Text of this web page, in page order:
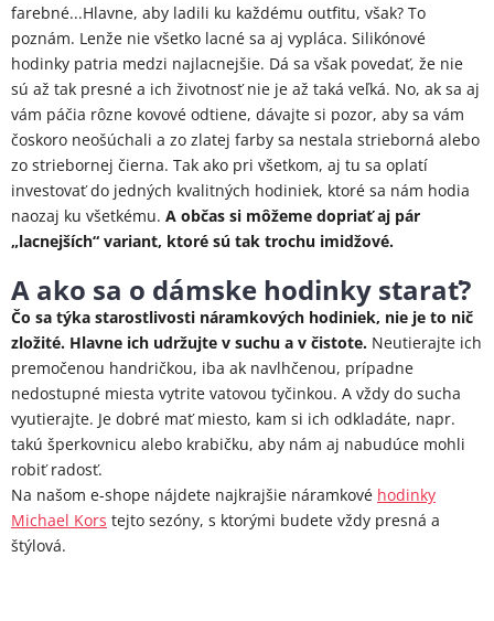
farebné...Hlavne, aby ladili ku každému outfitu, však? To
poznám. Lenže nie všetko lacné sa aj vypláca. Silikónové
hodinky patria medzi najlacnejšie. Dá sa však povedať, že nie
sú až tak presné a ich životnosť nie je až taká veľká. No, ak sa aj
vám páčia rôzne kovové odtiene, dávajte si pozor, aby sa vám
čoskoro neošúchali a zo zlatej farby sa nestala strieborná alebo
zo striebornej čierna. Tak ako pri všetkom, aj tu sa oplatí
investovať do jedných kvalitných hodiniek, ktoré sa nám hodia
naozaj ku všetkému. A občas si môžeme dopriať aj pár
„lacnejších“ variant, ktoré sú tak trochu imidžové.
A ako sa o dámske hodinky starať?
Čo sa týka starostlivosti náramkových hodiniek, nie je to nič
zložité. Hlavne ich udržujte v suchu a v čistote. Neutierajte ich
premočenou handričkou, iba ak navlhčenou, prípadne
nedostupné miesta vytrite vatovou tyčinkou. A vždy do sucha
vyutierajte. Je dobré mať miesto, kam si ich odkladáte, napr.
takú šperkovnicu alebo krabičku, aby nám aj nabudúce mohli
robiť radosť.
Na našom e-shope nájdete najkrajšie náramkové hodinky
Michael Kors tejto sezóny, s ktorými budete vždy presná a
štýlová.